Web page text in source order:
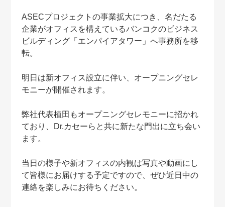
ASECプロジェクトの事業拡大につき、名だたる
企業がオフィスを構えているバンコクのビジネス
ビルディング「エンパイアタワー」へ事務所を移
転。
明日は新オフィス設立に伴い、オープニングセレ
モニーが開催されます。
弊社代表植田もオープニングセレモニーに招かれ
ており、
Dr.カセーらと共に新たな門出に立ち会い
ます。
当日の様子や新オフィスの内観は写真や動画にし
て皆様にお届けする予定ですので、ぜひ近日中の
連絡を楽しみにお待ちください。